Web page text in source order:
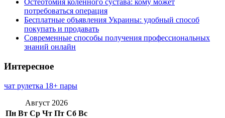
Остеотомия коленного сустава: кому может
потребоваться операция
Бесплатные объявления Украины: удобный способ
покупать и продавать
Современные способы получения профессиональных
знаний онлайн
Интересное
чат рулетка 18+ пары
Август 2026
Пн Вт Ср Чт Пт Сб Вс